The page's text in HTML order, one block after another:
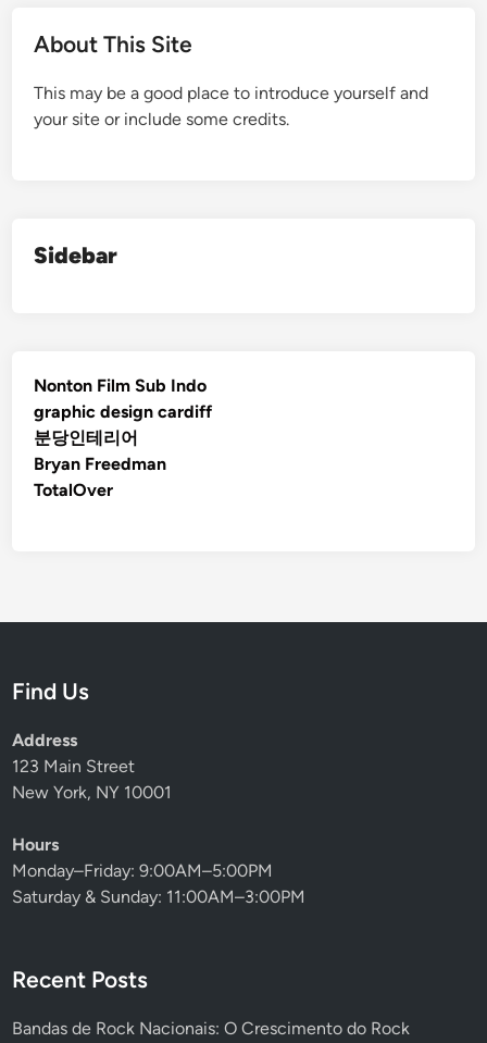
About This Site
This may be a good place to introduce yourself and
your site or include some credits.
Sidebar
Nonton Film Sub Indo
graphic design cardiff
분당인테리어
Bryan Freedman
TotalOver
Find Us
Address
123 Main Street
New York, NY 10001
Hours
Monday–Friday: 9:00AM–5:00PM
Saturday & Sunday: 11:00AM–3:00PM
Recent Posts
Bandas de Rock Nacionais: O Crescimento do Rock